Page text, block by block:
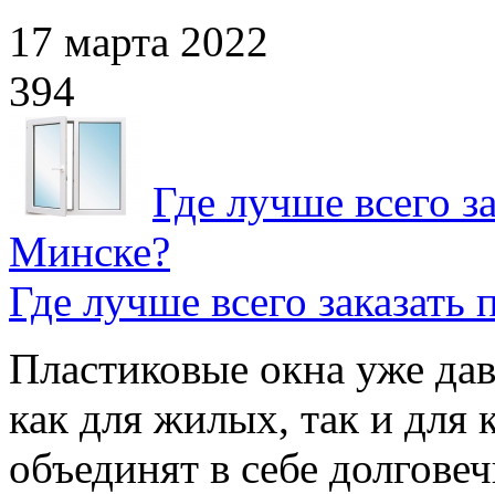
17 марта 2022
394
Где лучше всего
Минске?
Где лучше всего
Пластиковые окна уже
как для жилых, так и
объединят в себе